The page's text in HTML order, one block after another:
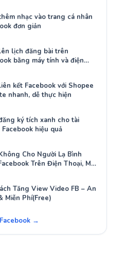
nhạc vào trang cá nhân
đơn giản
lịch đăng bài trên
bằng máy tính và điện
kết Facebook với Shopee
nhanh, dễ thực hiện
ký tích xanh cho tài
hiệu quả
Cho Người Lạ Bình
Trên Điện Thoại, Máy
Tăng View Video FB – An
Miễn Phí(Free)
→